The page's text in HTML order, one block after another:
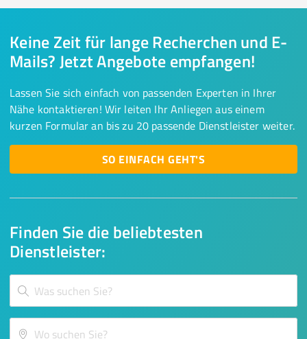
Finden Sie die beliebtesten
Dienstleister:
Keine Zeit für lange Recherchen und E-
Mails? Jetzt Angebote empfangen!
Lassen Sie sich einfach von passenden Experten in Ihrer
Nähe kontaktieren! Wir leiten Ihr Anliegen aus einem
kurzen Formular an bis zu 20 passende Dienstleister weiter.
SO EINFACH GEHT'S